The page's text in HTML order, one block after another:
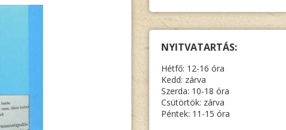
NYITVATARTÁS:
Hétfő: 12-16 óra
Kedd: zárva
Szerda: 10-18 óra
Csütörtök: zárva
Péntek: 11-15 óra